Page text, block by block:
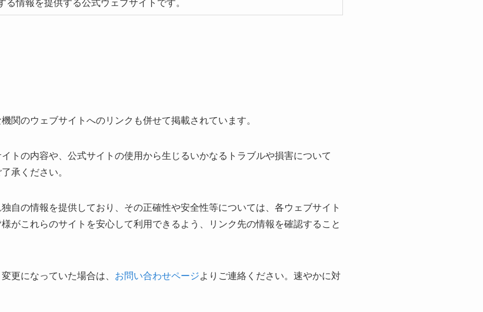
る情報を提供する公式ウェブサイトです。​
関のウェブサイトへのリンクも併せて掲載されています。
トの内容や、公式サイトの使用から生じるいかなるトラブルや損害について
承ください。
自の情報を提供しており、その正確性や安全性等については、各ウェブサイト
がこれらのサイトを安心して利用できるよう、リンク先の情報を確認すること
更になっていた場合は、 お問い合わせページよりご連絡ください。速やかに対